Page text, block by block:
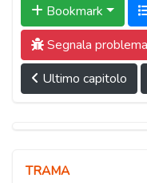
Bookmark
Segnala problema
Ultimo capitolo
TRAMA